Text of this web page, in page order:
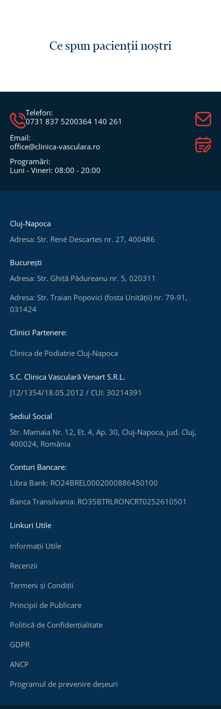
Ce spun pacienții noștri
Telefon:
0731 837 5200364 140 261
Email:
office@clinica-vasculara.ro​
Programări:
Luni - Vineri: 08:00 - 20:00
Cluj-Napoca
Adresa: Str. René Descartes nr. 27, 400486
București
Adresa: Str. Ghiță Pădureanu nr. 5, 020311
Adresa: Str. Traian Popovici (fosta Unității) nr. 79-91,
031424
Clinici Partenere:
Clinica de Podiatrie Cluj-Napoca
S.C. Clinica Vasculară Venart S.R.L.
J12/1354/18.05.2012 / CUI: 30214391
Sediul Social
Str. Mamaia Nr. 12, Et. 4, Ap. 30, Cluj-Napoca, jud. Cluj,
400024, România
Conturi Bancare:
Libra Bank: RO24BREL0002000886450100
Banca Transilvania: RO35BTRLRONCRT0252610501
Linkuri Utile
Informații Utile
Recenzii
Termeni și Condiții
Principii de Publicare
Politică de Confidențialitate
GDPR
ANCP
Programul de prevenire deșeuri